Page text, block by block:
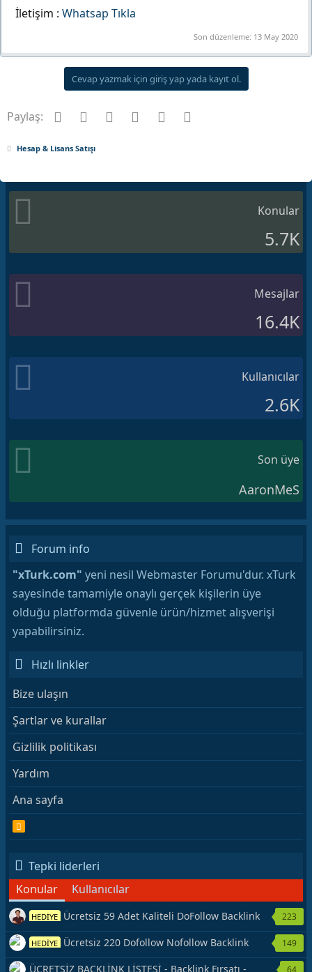
İletişim : Whatsap Tıkla
Son düzenleme: 13 May 2020
Cevap yazmak için giriş yap yada kayıt ol.
Paylaş: Facebook
Twitter Pinterest
Tumblr WhatsApp
Hesap & Lisans Satışı
Konular
5.7K
Mesajlar
16.4K
Kullanıcılar
2.6K
Son üye
AaronMeS
Forum info
"xTurk.com" yeni nesil Webmaster Forumu'dur. xTurk
sayesinde tamamiyle onaylı gerçek kişilerin üye
olduğu platformda güvenle ürün/hizmet alışverişi
yapabilirsiniz.
Hızlı linkler
Bize ulaşın
Şartlar ve kurallar
Gizlilik politikası
Yardım
Ana sayfa
R
S
Tepki liderleri
Konular
Kullanıcılar
HEDİYE Ücretsiz 59 Adet Kaliteli DoFollow Backlink
Kaynağı Veriyorum.
223
HEDİYE Ücretsiz 220 Dofollow Nofollow Backlink
Veriyorum
149
ÜCRETSİZ BACKLİNK LİSTESİ - Backlink Fırsatı -